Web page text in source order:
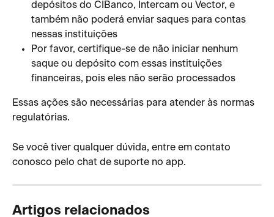
depósitos do CIBanco, Intercam ou Vector, e
também não poderá enviar saques para contas
nessas instituições
Por favor, certifique-se de não iniciar nenhum
saque ou depósito com essas instituições
financeiras, pois eles não serão processados
Essas ações são necessárias para atender às normas
regulatórias.
Se você tiver qualquer dúvida, entre em contato
conosco pelo chat de suporte no app.
Artigos relacionados